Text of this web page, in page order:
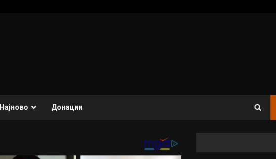
Најново Донации